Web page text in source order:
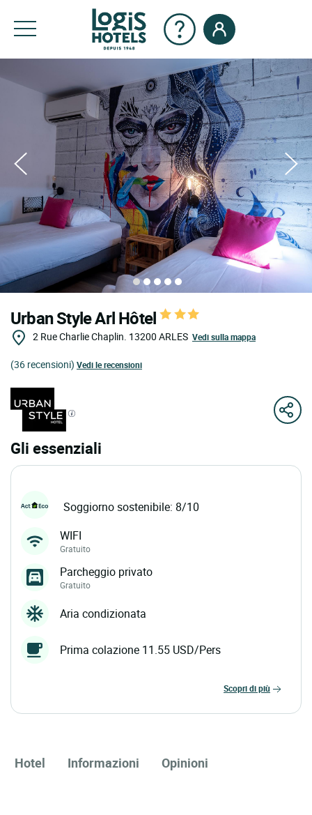
Urban Style Arl Hôtel
2 Rue Charlie Chaplin. 13200 ARLES Vedi sulla mappa
(36 recensioni) Vedi le recensioni
Gli essenziali
Soggiorno sostenibile: 8/10
WIFI
Gratuito
Parcheggio privato
Gratuito
Aria condizionata
Prima colazione 11.55 USD/Pers
scopri di più
Hotel Informazioni Opinioni